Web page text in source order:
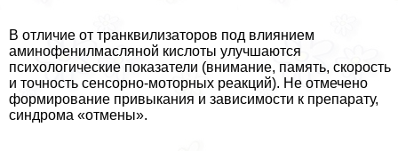
В отличие от транквилизаторов под влиянием
аминофенилмасляной кислоты улучшаются
психологические показатели (внимание, память, скорость
и точность сенсорно-моторных реакций). Не отмечено
формирование привыкания и зависимости к препарату,
синдрома «отмены».